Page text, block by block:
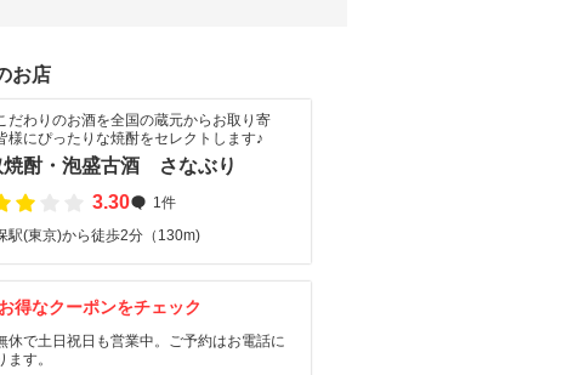
お店
だわりのお酒を全国の蔵元からお取り寄
様にぴったりな焼酎をセレクトします♪
焼酎・泡盛古酒 さなぶり
3.30
1件
駅(東京)から徒歩2分（130m)
得なクーポンをチェック
休で土日祝日も営業中。ご予約はお電話に
ます。